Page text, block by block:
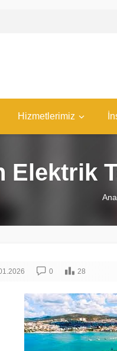
Hizmetlerimiz
Elektrik
0 28